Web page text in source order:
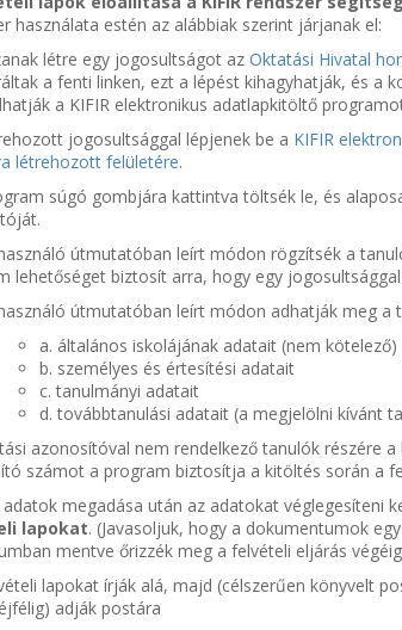
használata estén az alábbiak szerint járjanak el:
létre egy jogosultságot az Oktatási Hivatal
a fenti linken, ezt a lépést kihagyhatják, és a
a KIFIR elektronikus adatlapkitöltő
jogosultsággal lépjenek be a KIFIR
létrehozott felületére.
súgó gombjára kattintva töltsék le, és
útmutatóban leírt módon rögzítsék a
lehetőséget biztosít arra, hogy egy
útmutatóban leírt módon adhatják meg a
a. általános iskolájának adatait (nem kötelező)
b. személyes és értesítési adatait
c. tanulmányi adatait
d. továbbtanulási adatait (a megjelölni kívánt
azonosítóval nem rendelkező tanulók részére
számot a program biztosítja a kitöltés során a
adatok megadása után az adatokat véglegesíteni
lapokat. (Javasoljuk, hogy a dokumentumok
mentve őrizzék meg a felvételi eljárás
lapokat írják alá, majd (célszerűen könyvelt
adják postára